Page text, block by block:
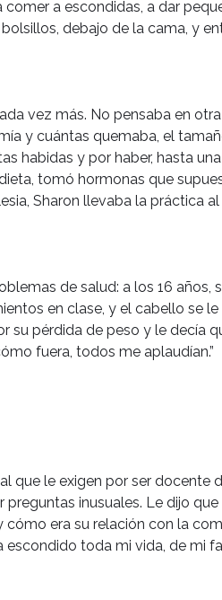
a escondidas, a dar
debajo de la cama, y
vez más. No pensaba en
y cuántas quemaba, el
habidas y por haber, hasta
tomó hormonas que
Sharon llevaba la práctica
de salud: a los 16 años,
en clase, y el cabello se le
su pérdida de peso y le decía
fuera, todos me aplaudían.”
que le exigen por ser docente
inusuales. Le dijo que
era su relación con la
escondido toda mi vida, de mi